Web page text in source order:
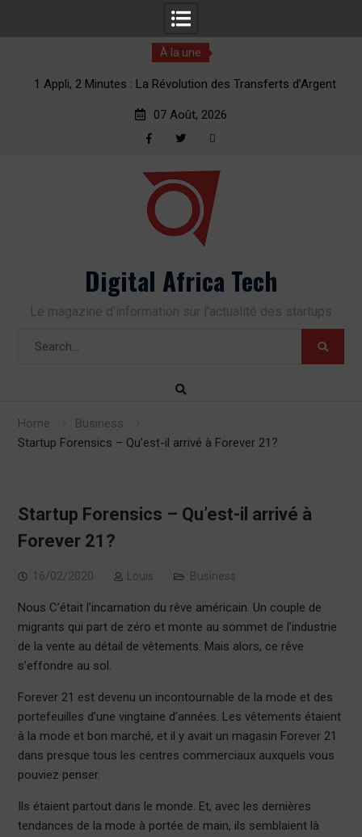
À la une
1 Appli, 2 Minutes : La Révolution des Transferts d’Argent
07 Août, 2026
Digital Africa Tech
Le magazine d'information sur l'actualité des startups
Home
Business
Startup Forensics – Qu’est-il arrivé à Forever 21?
Startup Forensics – Qu’est-il arrivé à
Forever 21?
16/02/2020 Louis Business
Nous C’était l’incarnation du rêve américain. Un couple de
migrants qui part de zéro et monte au sommet de l’industrie
de la vente au détail de vêtements. Mais alors, ce rêve
s’effondre au sol.
Forever 21 est devenu un incontournable de la mode et des
portefeuilles d’une vingtaine d’années. Les vêtements étaient
à la mode et bon marché, et il y avait un magasin Forever 21
dans presque tous les centres commerciaux auxquels vous
pouviez penser.
Ils étaient partout dans le monde. Et, avec les dernières
tendances de la mode à portée de main, ils semblaient là